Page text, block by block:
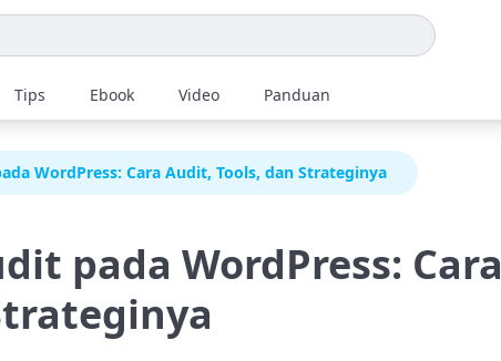
Tips Ebook Video Panduan
WordPress: Cara Audit, Tools, dan Strateginya
pada WordPress: Cara